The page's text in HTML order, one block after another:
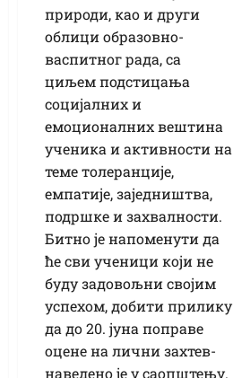
природи, као и други
облици образовно-
васпитног рада, са
циљем подстицања
социјалних и
емоционалних вештина
ученика и активности на
теме толеранције,
емпатије, заједништва,
подршке и захвалности.
Битно је напоменути да
ће сви ученици који не
буду задовољни својим
успехом, добити прилику
да до 20. јуна поправе
оцене на лични захтев-
наведено је у саопштењу.